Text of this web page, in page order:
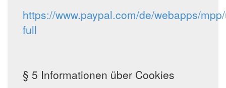
https://www.paypal.com/de/webapps/
full
§ 5 Informationen über Cookies